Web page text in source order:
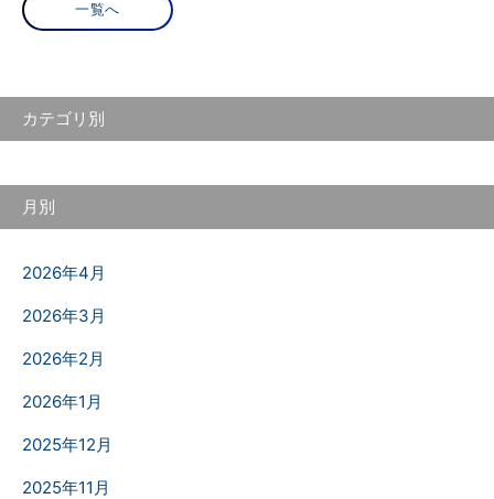
一覧へ
カテゴリ別
月別
2026年4月
2026年3月
2026年2月
2026年1月
2025年12月
2025年11月